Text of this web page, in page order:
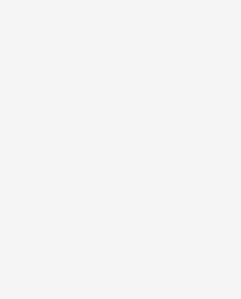
kararı...
dikkat çekti!